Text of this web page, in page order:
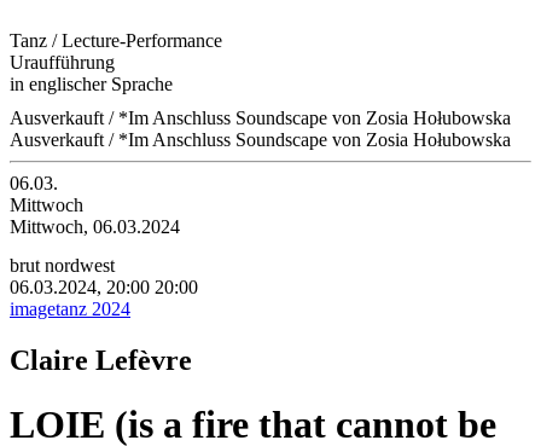
Tanz / Lecture-Performance
Uraufführung
in englischer Sprache
Ausverkauft / *Im Anschluss Soundscape von Zosia Hołubowska
Ausverkauft / *Im Anschluss Soundscape von Zosia Hołubowska
06.03.
Mittwoch
Mittwoch, 06.03.2024
brut nordwest
06.03.2024, 20:00 20:00
imagetanz 2024
Claire Lefèvre
LOIE (is a fire that cannot be